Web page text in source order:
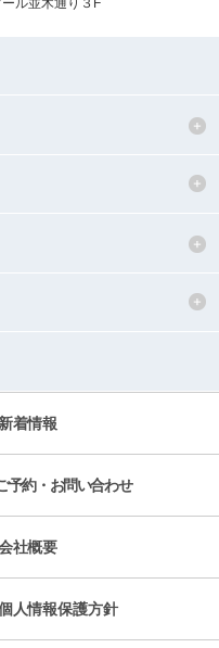
ル並木通り３F
新着情報
予約・お問い合わせ
社概要
人情報保護方針